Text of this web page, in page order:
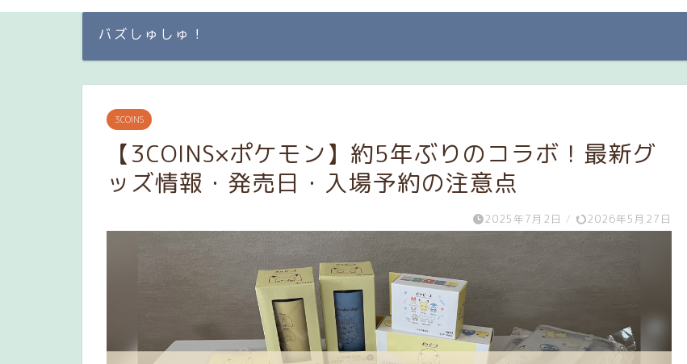
バズしゅしゅ！
3COINS
【3COINS×ポケモン】約5年ぶりのコラボ！最新グ
ッズ情報・発売日・入場予約の注意点
2025年7月2日 / 2026年5月27日